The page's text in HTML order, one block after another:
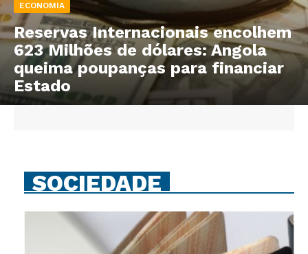
ECONOMIA
Reservas Internacionais encolhem
623 Milhões de dólares: Angola
queima poupanças para financiar
Estado
SOCIEDADE